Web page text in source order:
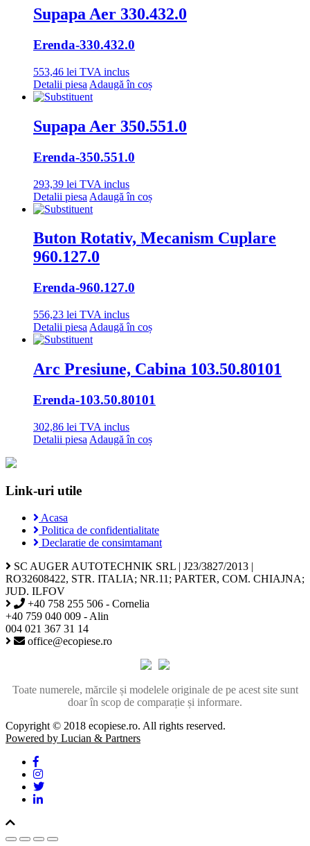
Supapa Aer 330.432.0
Erenda-330.432.0
553,46 lei TVA inclus
Detalii piesa Adaugă în coș
Supapa Aer 350.551.0
Erenda-350.551.0
293,39 lei TVA inclus
Detalii piesa Adaugă în coș
Buton Rotativ, Mecanism Cuplare
960.127.0
Erenda-960.127.0
556,23 lei TVA inclus
Detalii piesa Adaugă în coș
Arc Presiune, Cabina 103.50.80101
Erenda-103.50.80101
302,86 lei TVA inclus
Detalii piesa Adaugă în coș
Link-uri utile
Acasa
Politica de confidentialitate
Declaratie de consimtamant
SC AUGER AUTOTECHNIK SRL | J23/3827/2013 |
RO32608422, STR. ITALIA; NR.11; PARTER, COM. CHIAJNA;
JUD. ILFOV
+40 758 255 506 - Cornelia
+40 759 040 009 - Alin
004 021 367 31 14
office@ecopiese.ro
Toate numerele, mărcile și modelele originale de pe acest site sunt
doar în scop de comparație și informare.
Copyright © 2018 ecopiese.ro. All rights reserved.
Powered by Lucian & Partners